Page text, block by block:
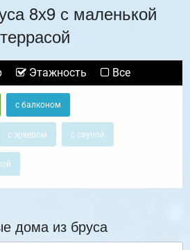
8х9 с маленькой
террасой
Этажность Все
с балконом
с эркером с сауной
дома из бруса